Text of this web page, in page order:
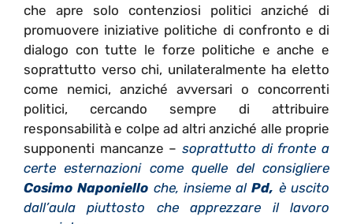
che apre solo contenziosi politici anziché di
promuovere iniziative politiche di confronto e di
dialogo con tutte le forze politiche e anche e
soprattutto verso chi, unilateralmente ha eletto
come nemici, anziché avversari o concorrenti
politici, cercando sempre di attribuire
responsabilità e colpe ad altri anziché alle proprie
supponenti mancanze – soprattutto di fronte a
certe esternazioni come quelle del consigliere
Cosimo Naponiello che, insieme alPd, è uscito
dall’aula piuttosto che apprezzare il lavoro